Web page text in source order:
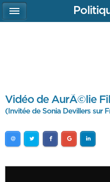
Vidéo de AurÃ©lie
(Invitée de Sonia Devillers sur